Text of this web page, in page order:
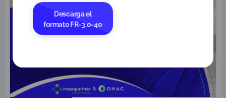
Descarga el
formato FR-3.0-40